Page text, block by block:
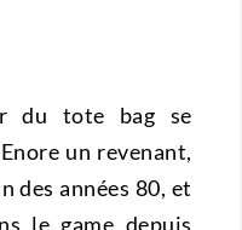
du tote bag se
un revenant,
des années 80, et
le game depuis